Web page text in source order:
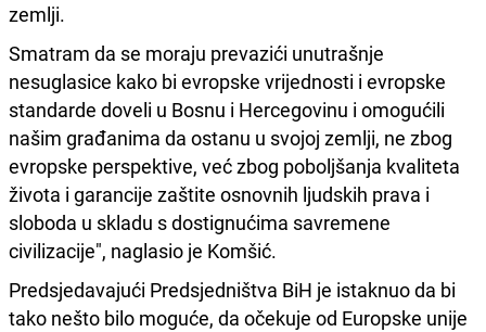
zemlji.
Smatram da se moraju prevazići unutrašnje
nesuglasice kako bi evropske vrijednosti i evropske
standarde doveli u Bosnu i Hercegovinu i omogućili
našim građanima da ostanu u svojoj zemlji, ne zbog
evropske perspektive, već zbog poboljšanja kvaliteta
života i garancije zaštite osnovnih ljudskih prava i
sloboda u skladu s dostignućima savremene
civilizacije", naglasio je Komšić.
Predsjedavajući Predsjedništva BiH je istaknuo da bi
tako nešto bilo moguće, da očekuje od Europske unije